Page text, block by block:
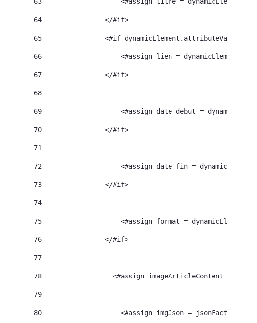
64
                </#if>
65
<#if
66
<#assign lien =
67
                </#if>
68
69
<#assign date_debut =
70
                </#if>
71
72
<#assign date_fin =
73
                </#if>
74
75
<#assign format =
76
                </#if>
77
78
<#assign imageArticleContent =
79
80
<#assign imgJson =